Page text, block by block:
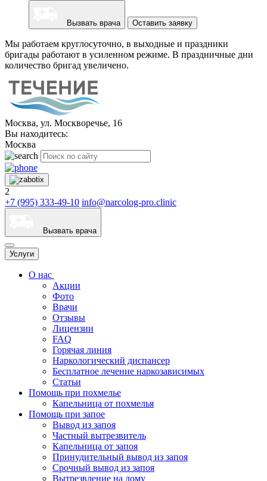
Вызвать врача Оставить заявку
Мы работаем круглосуточно, в выходные и праздники
бригады работают в усиленном режиме. В праздничные дни
количество бригад увеличено.
Москва, ул. Москворечье, 16
Вы находитесь:
Москва
2
+7 (995) 333-49-10 info@narcolog-pro.clinic
Вызвать врача
Услуги
О нас
Акции
Фото
Врачи
Отзывы
Лицензии
FAQ
Горячая линия
Наркологический диспансер
Бесплатное лечение наркозависимых
Статьи
Помощь при похмелье
Капельница от похмелья
Помощь при запое
Вывод из запоя
Частный вытрезвитель
Капельница от запоя
Принудительный вывод из запоя
Срочный вывод из запоя
Вытрезвление на дому